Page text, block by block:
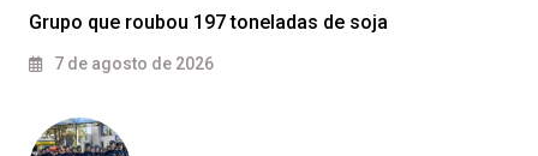
Grupo que roubou 197 toneladas de soja
7 de agosto de 2026